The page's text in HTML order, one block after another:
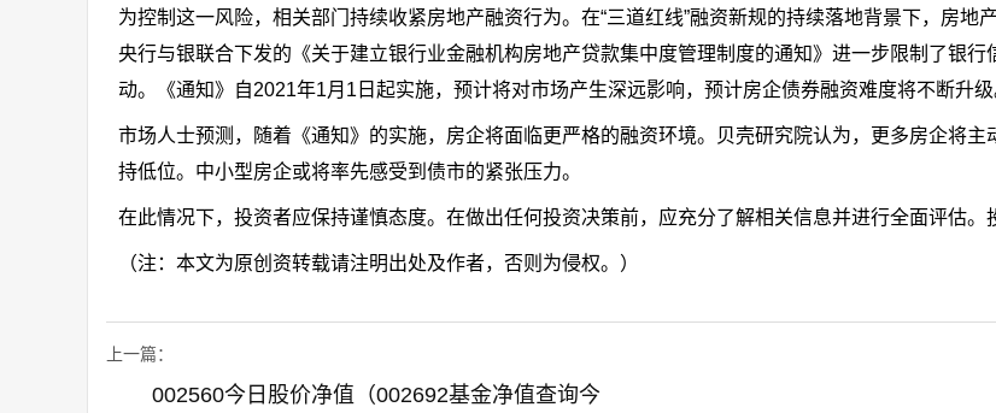
为控制这一风险，相关部门持续收紧房地产融资行为。在“三道红线”融资新规的持续落地背景下，房地
央行与银联合下发的《关于建立银行业金融机构房地产贷款集中度管理制度的通知》进一步限制了银行
动。《通知》自2021年1月1日起实施，预计将对市场产生深远影响，预计房企债券融资难度将不断升级
市场人士预测，随着《通知》的实施，房企将面临更严格的融资环境。贝壳研究院认为，更多房企将主
持低位。中小型房企或将率先感受到债市的紧张压力。
在此情况下，投资者应保持谨慎态度。在做出任何投资决策前，应充分了解相关信息并进行全面评估。
（注：本文为原创资转载请注明出处及作者，否则为侵权。）
上一篇：
002560今日股价净值（002692基金净值查询今